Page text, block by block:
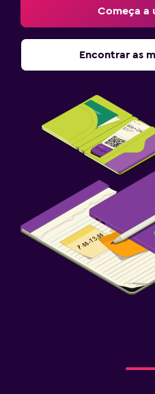
Começa a
Encontrar as